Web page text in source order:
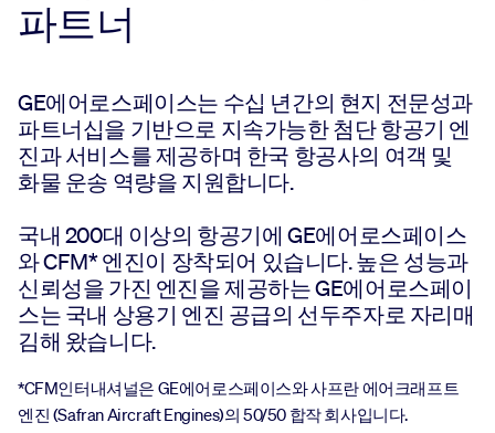
파트너
GE에어로스페이스는 수십 년간의 현지 전문성과
파트너십을 기반으로 지속가능한 첨단 항공기 엔
진과 서비스를 제공하며 한국 항공사의 여객 및
화물 운송 역량을 지원합니다.
국내 200대 이상의 항공기에 GE에어로스페이스
와 CFM* 엔진이 장착되어 있습니다. 높은 성능과
신뢰성을 가진 엔진을 제공하는 GE에어로스페이
스는 국내 상용기 엔진 공급의 선두주자로 자리매
김해 왔습니다.
*CFM인터내셔널은 GE에어로스페이스와 사프란 에어크래프트
엔진 (Safran Aircraft Engines)의 50/50 합작 회사입니다.